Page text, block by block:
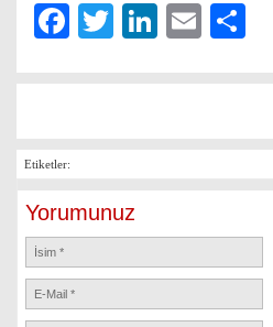
Facebook
TwitterLinkedIn
Email
Etiketler:
Yorumunuz